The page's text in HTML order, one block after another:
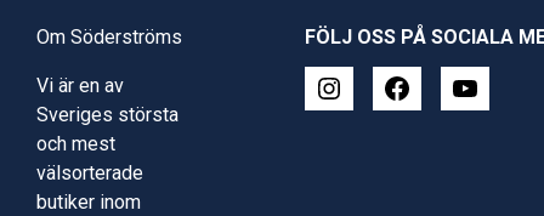
Om Söderströms
Vi är en av
Sveriges största
och mest
välsorterade
butiker inom
FÖLJ OSS PÅ SOCIALA